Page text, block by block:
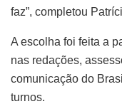
faz”, completou
A escolha foi feita a
nas redações,
comunicação do
turnos.